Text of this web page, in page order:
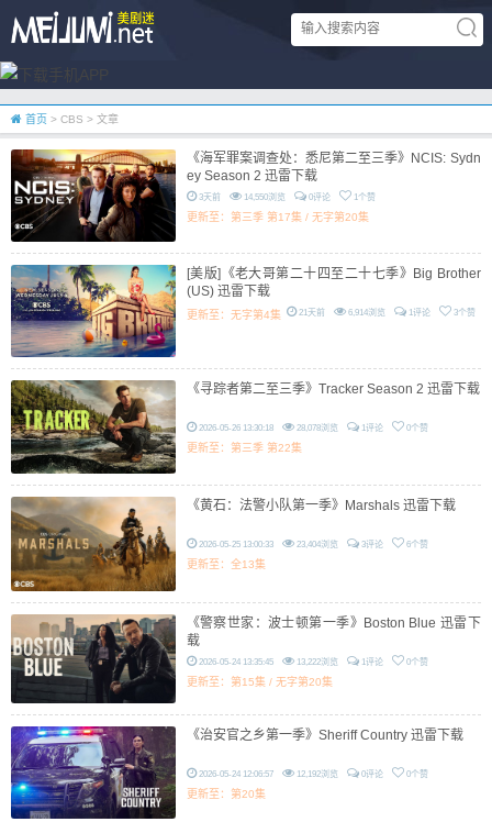
首页 > CBS > 文章
《海军罪案调查处：悉尼第二至三季》NCIS: Sydn
ey Season 2 迅雷下载
3天前 14,550浏览 0评论 1个赞
更新至：第三季 第17集 / 无字第20集
[美版]《老大哥第二十四至二十七季》Big Brother
(US) 迅雷下载
21天前 6,914浏览 1评论 3个赞
更新至：无字第4集
《寻踪者第二至三季》Tracker Season 2 迅雷下载
2026-05-26 13:30:18 28,078浏览 1评论 0个赞
更新至：第三季 第22集
《黄石：法警小队第一季》Marshals 迅雷下载
2026-05-25 13:00:33 23,404浏览 3评论 6个赞
更新至：全13集
《警察世家：波士顿第一季》Boston Blue 迅雷下
载
2026-05-24 13:35:45 13,222浏览 1评论 0个赞
更新至：第15集 / 无字第20集
《治安官之乡第一季》Sheriff Country 迅雷下载
2026-05-24 12:06:57 12,192浏览 0评论 0个赞
更新至：第20集